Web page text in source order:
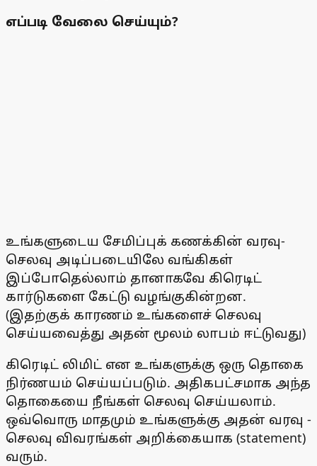
எப்படி வேலை செய்யும்?
உங்களுடைய சேமிப்புக் கணக்கின் வரவு-
செலவு அடிப்படையிலே வங்கிகள்
இப்போதெல்லாம் தானாகவே கிரெடிட்
கார்டுகளை கேட்டு வழங்குகின்றன.
(இதற்குக் காரணம் உங்களைச் செலவு
செய்யவைத்து அதன் மூலம் லாபம் ஈட்டுவது)
கிரெடிட் லிமிட் என உங்களுக்கு ஒரு தொகை
நிர்ணயம் செய்யப்படும். அதிகபட்சமாக அந்த
தொகையை நீங்கள் செலவு செய்யலாம்.
ஒவ்வொரு மாதமும் உங்களுக்கு அதன் வரவு -
செலவு விவரங்கள் அறிக்கையாக (statement)
வரும்.